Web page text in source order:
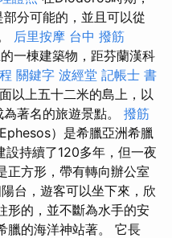
分可能的，並且可以從
后里按摩 台中 撥筋
一棟建築物，距芬蘭漢科
關鍵字 波經堂 記帳士 書
以上五十二米的島上，以
著名的旅遊景點。 撥筋
）是希臘亞洲希臘
持續了120多年，但一夜
正方形，帶有轉向辦公室
台，遊客可以坐下來，欣
形的，並不斷為水手的安
臘的海洋神站著。 它長